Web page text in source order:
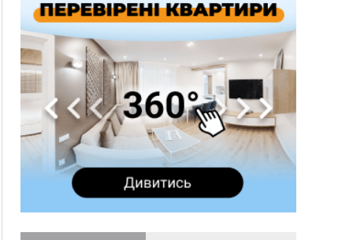
селищної ради через різні ставки земельного
податку
Синоптики попереджають про значний дощ на
Прикарпатті до кінця п'ятниці
08:45
Нафтогазову площу на межі Прикарпаття та
Львівщини повторно виставили на аукціон за
830 млн
Вчора
ФОТО
У Польщі невідомі скоїли наругу над
могилою УПА
Сили оборони уразила Ярославський НПЗ та
кораблі берегової охорони фсб у Керчі
17:17
ВІДЕО Скарби Музею писанкового розпису